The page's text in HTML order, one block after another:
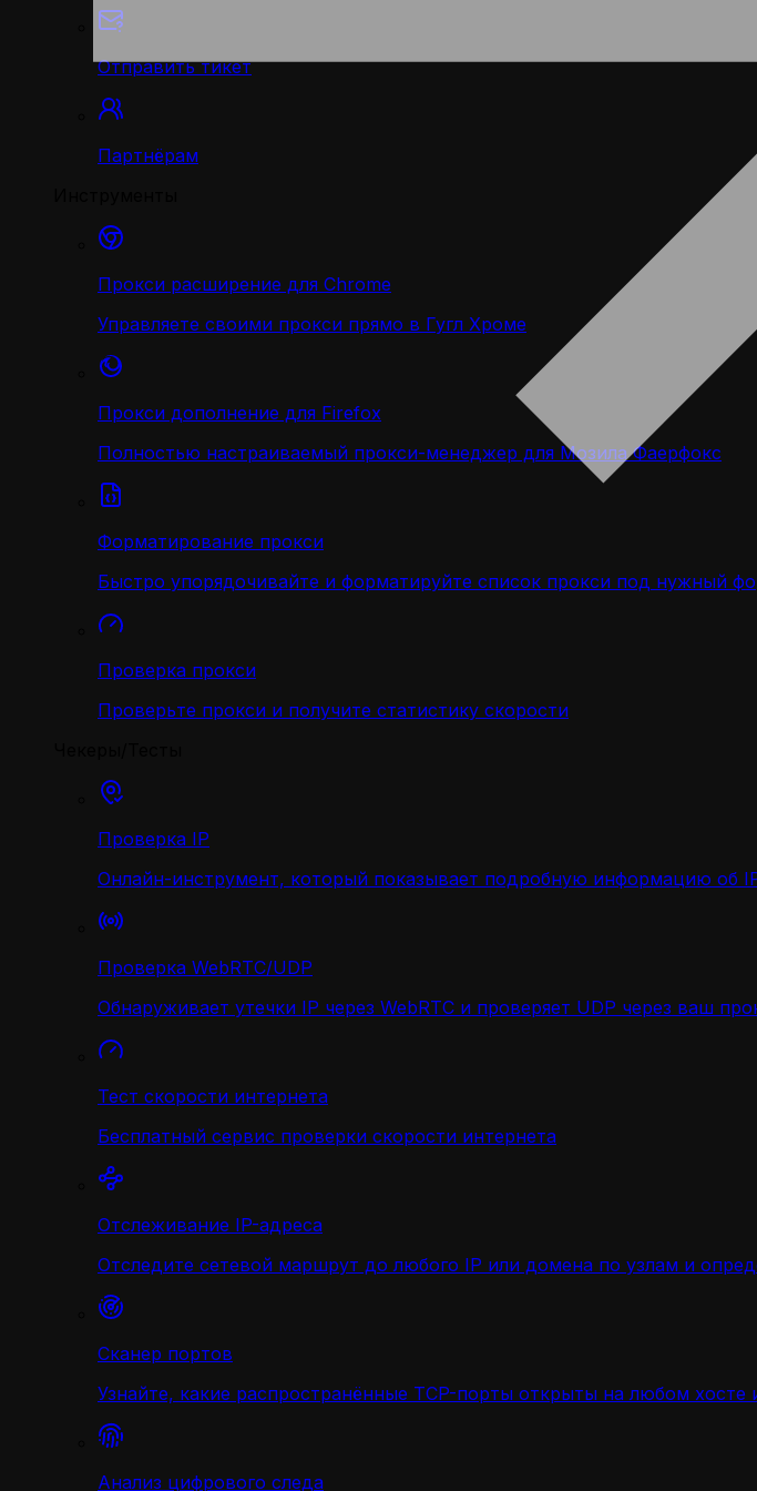
Отправить тикет
Партнёрам
Прокси расширение для Chrome
Управляете своими прокси прямо в Гугл Хроме
Прокси дополнение для Firefox
Полностью настраиваемый прокси-менеджер для Мозила Фаерфокс
Форматирование прокси
Быстро упорядочивайте и форматируйте список прокси под нужный
Проверка прокси
Проверьте прокси и получите статистику скорости
Проверка IP
Онлайн-инструмент, который показывает подробную информацию об
Проверка WebRTC/UDP
Обнаруживает утечки IP через WebRTC и проверяет UDP через ваш
Тест скорости интернета
Бесплатный сервис проверки скорости интернета
Отслеживание IP-адреса
Отследите сетевой маршрут до любого IP или домена по узлам и
Сканер портов
Узнайте, какие распространённые TCP-порты открыты на любом
Анализ цифрового следа